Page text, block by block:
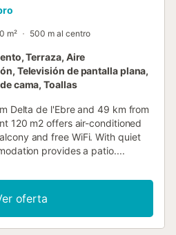
m² 500 m al centro
Terraza, Aire
Televisión de pantalla plana,
cama, Toallas
Delta de l'Ebre and 49 km from
120 m2 offers air-conditioned
and free WiFi. With quiet
provides a patio....
oferta